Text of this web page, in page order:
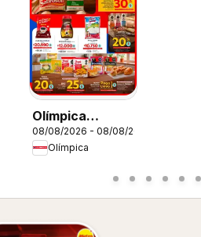
Olímpica
catálogo súper
ofertas
08/08/2026 - 08/08/2026
Olímpica